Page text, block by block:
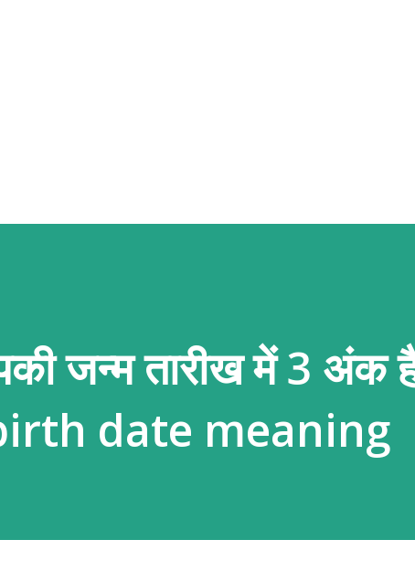
जन्म तारीख में 3 अंक
date meaning